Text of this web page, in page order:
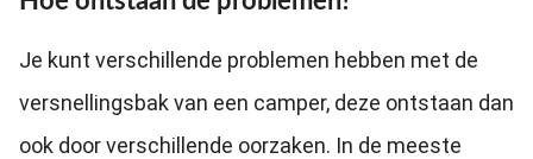
Je kunt verschillende problemen hebben met de
versnellingsbak van een camper, deze ontstaan dan
ook door verschillende oorzaken. In de meeste